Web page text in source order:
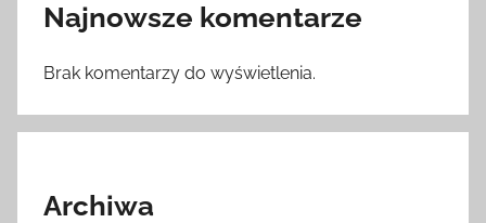
Najnowsze komentarze
Brak komentarzy do wyświetlenia.
Archiwa